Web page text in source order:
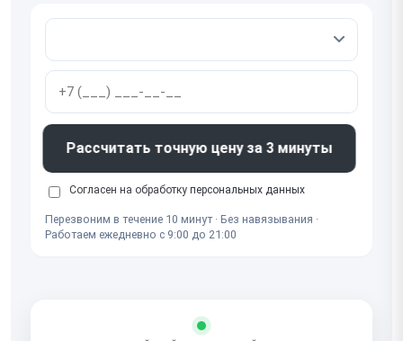
Рассчитать точную цену за 3 минуты
Согласен на обработку персональных данных
Перезвоним в течение 10 минут · Без навязывания ·
Работаем ежедневно с 9:00 до 21:00